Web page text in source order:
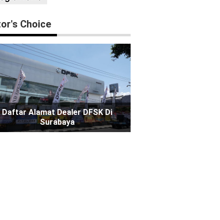
Choice
Daftar Alamat Dealer DFSK Di
Surabaya